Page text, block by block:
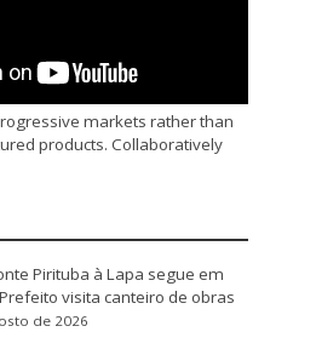
markets rather than
products. Collaboratively
Pirituba à Lapa segue em
visita canteiro de obras
de 2026